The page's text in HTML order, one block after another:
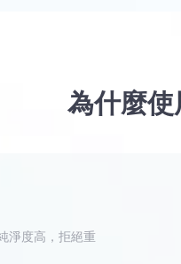
為什麼
淨度高，拒絕重